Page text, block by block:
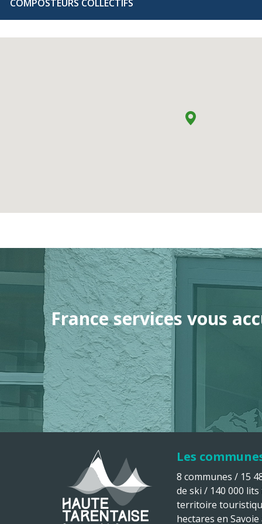
COMPOSTEURS COLLECTIFS
France services vous
Les
8 communes / 15
de ski / 140 000
territoire
hectares en